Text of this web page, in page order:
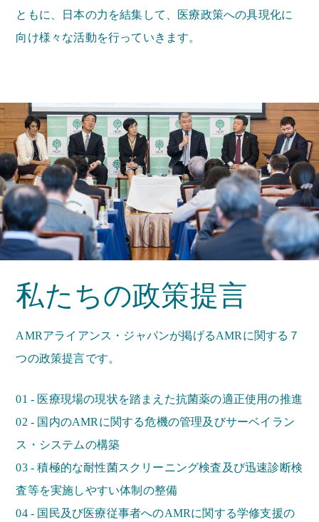
ともに、日本の力を結集して、医療政策への具現化に
向け様々な活動を行っていきます。
私たちの政策提言
AMRアライアンス・ジャパンが掲げるAMRに関する７
つの政策提言です。
01 - 医療現場の現状を踏まえた抗菌薬の適正使用の推進
02 - 国内のAMRに関する危機の管理及びサーベイラン
ス・システムの構築
03 - 積極的な耐性菌スクリーニング検査及び迅速診断検
査等を実施しやすい体制の整備
04 - 国民及び医療従事者へのAMRに関する学修支援の